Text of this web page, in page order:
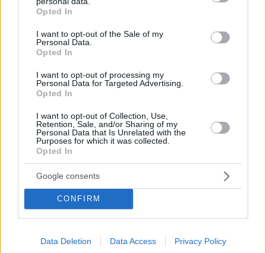
grant or deny consent to Google and its third-party tags to
use your data for below specified purposes in below Google
consent section.
Opted In
I want to opt-out of the Sale of my
Personal Data.
Opted In
I want to opt-out of processing my
Personal Data for Targeted Advertising.
Opted In
I want to opt-out of Collection, Use,
Retention, Sale, and/or Sharing of my
Personal Data that Is Unrelated with the
Purposes for which it was collected.
Opted In
Google consents
CONFIRM
Data Deletion Data Access Privacy Policy
Σερ Ντέμης Χασάμπης: Ποιος είναι ο Έλληνας
05.08.2026, 21:43
Ζευγάρι Βρετανών με 3 παιδιά
πούλησαν τα πάντα για να
αγοράσουν σπίτι στην Αιγιάλεια,
καταστράφηκε από την πυρκαγιά λίγο
πριν μετακομίσουν, φωτογραφίες
05.08.2026, 19:53
Δείτε βίντεο: Υποψήφιος